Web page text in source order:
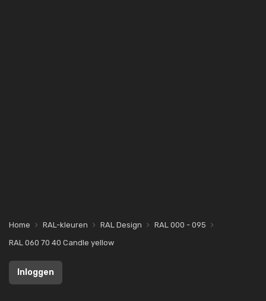
Home RAL-kleuren RAL Design
RAL 000 - 095
RAL 060 70 40 Candle yellow
Inloggen